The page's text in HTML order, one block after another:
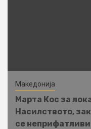
Македонија
Марта Кос за
Насилството,
се неприфатливи